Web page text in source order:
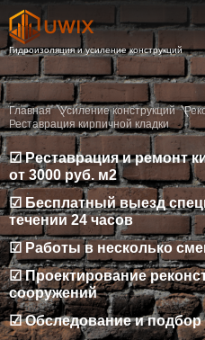
Главная Усиление конструкций
Реставрация кирпичной кладки
☑ Реставрация и ремонт
от 3000 руб. м2
☑ Бесплатный выезд
течении 24 часов
☑ Работы в несколько
☑ Проектирование
сооружений
☑ Обследование и